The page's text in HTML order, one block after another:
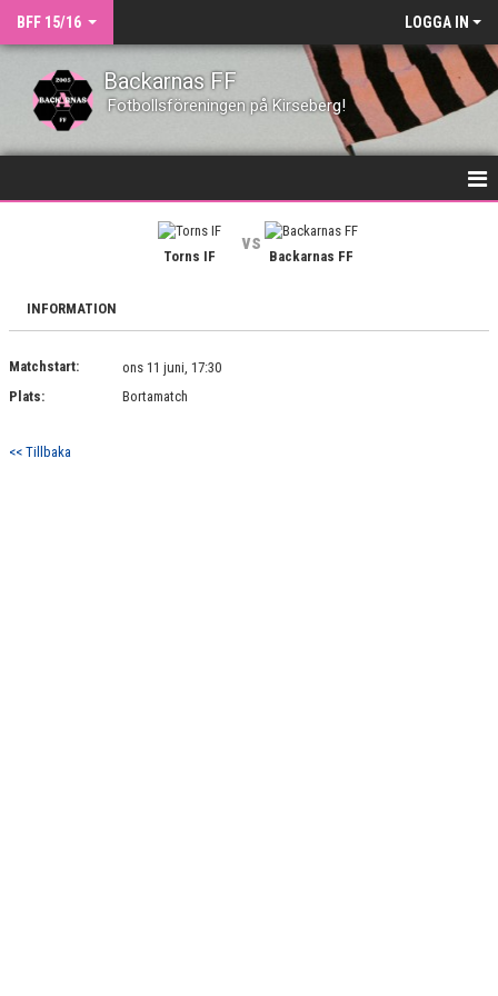
BFF 15/16 LOGGA IN
Backarnas FF
Fotbollsföreningen på Kirseberg!
KONTAKT
TRUPPEN
KALENDER
Torns IF
vs
Backarnas FF
INFORMATION
Matchstart:
ons 11 juni, 17:30
Plats:
Bortamatch
<< Tillbaka